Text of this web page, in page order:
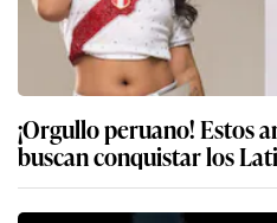
¡Orgullo peruano! Estos
buscan conquistar los